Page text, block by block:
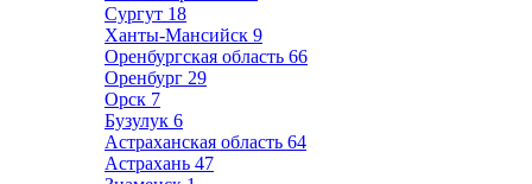
Сургут 18
Ханты-Мансийск 9
Оренбургская область 66
Оренбург 29
Орск 7
Бузулук 6
Астраханская область 64
Астрахань 47